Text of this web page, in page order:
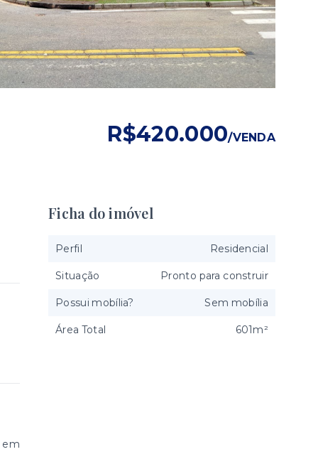
R$420.000/VENDA
em
Ficha do imóvel
Perfil Residencial
Situação Pronto para construir
Possui mobília? Sem mobília
Área Total 601m²